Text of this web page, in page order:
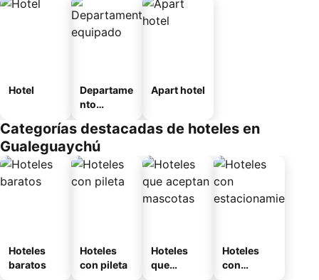
Hotel
Departame
nto
Apart hotel
Categorías destacadas de hoteles en
Gualeguaychú
Hoteles
baratos
Hoteles
con pileta
Hoteles
que
Hoteles
con